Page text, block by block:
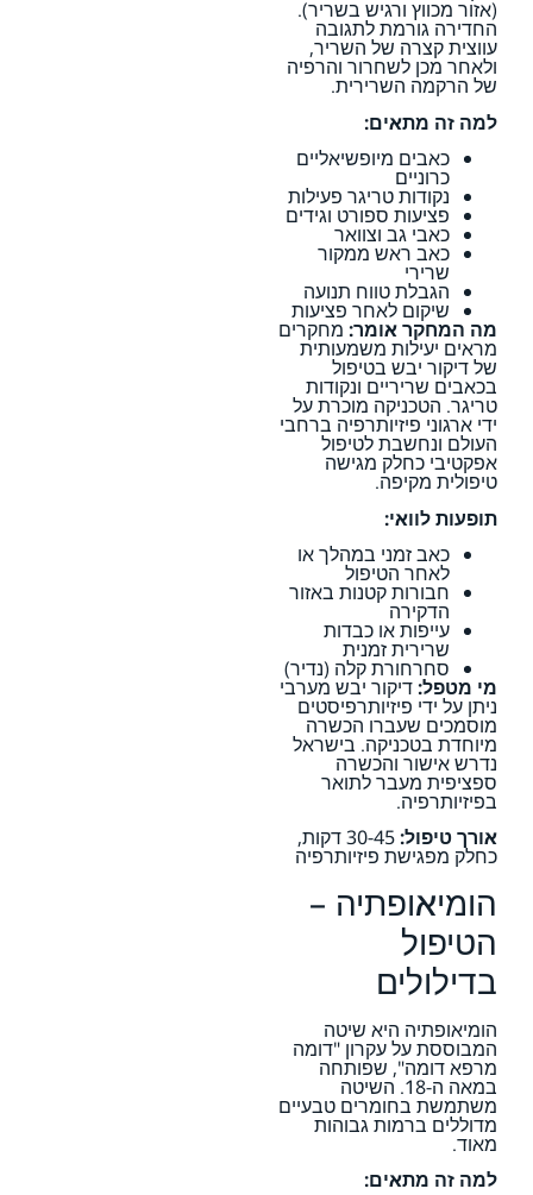
(אזור מכווץ ורגיש בשריר).
החדירה גורמת לתגובה
עווצית קצרה של השריר,
ולאחר מכן לשחרור והרפיה
של הרקמה השרירית.
למה זה מתאים:
כאבים מיופשיאליים
כרוניים
נקודות טריגר פעילות
פציעות ספורט וגידים
כאבי גב וצוואר
כאב ראש ממקור
שרירי
הגבלת טווח תנועה
שיקום לאחר פציעות
מה המחקר אומר: מחקרים
מראים יעילות משמעותית
של דיקור יבש בטיפול
בכאבים שריריים ונקודות
טריגר. הטכניקה מוכרת על
ידי ארגוני פיזיותרפיה ברחבי
העולם ונחשבת לטיפול
אפקטיבי כחלק מגישה
טיפולית מקיפה.
תופעות לוואי:
כאב זמני במהלך או
לאחר הטיפול
חבורות קטנות באזור
הדקירה
עייפות או כבדות
שרירית זמנית
סחרחורת קלה (נדיר)
מי מטפל:דיקור יבש מערבי
ניתן על ידי פיזיותרפיסטים
מוסמכים שעברו הכשרה
מיוחדת בטכניקה. בישראל
נדרש אישור והכשרה
ספציפית מעבר לתואר
בפיזיותרפיה.
אורך טיפול:
30-45 דקות,
כחלק מפגישת פיזיותרפיה
הומיאופתיה –
הטיפול
בדילולים
הומיאופתיה היא שיטה
המבוססת על עקרון "דומה
מרפא דומה", שפותחה
במאה ה-18. השיטה
משתמשת בחומרים טבעיים
מדוללים ברמות גבוהות
מאוד.
למה זה מתאים: